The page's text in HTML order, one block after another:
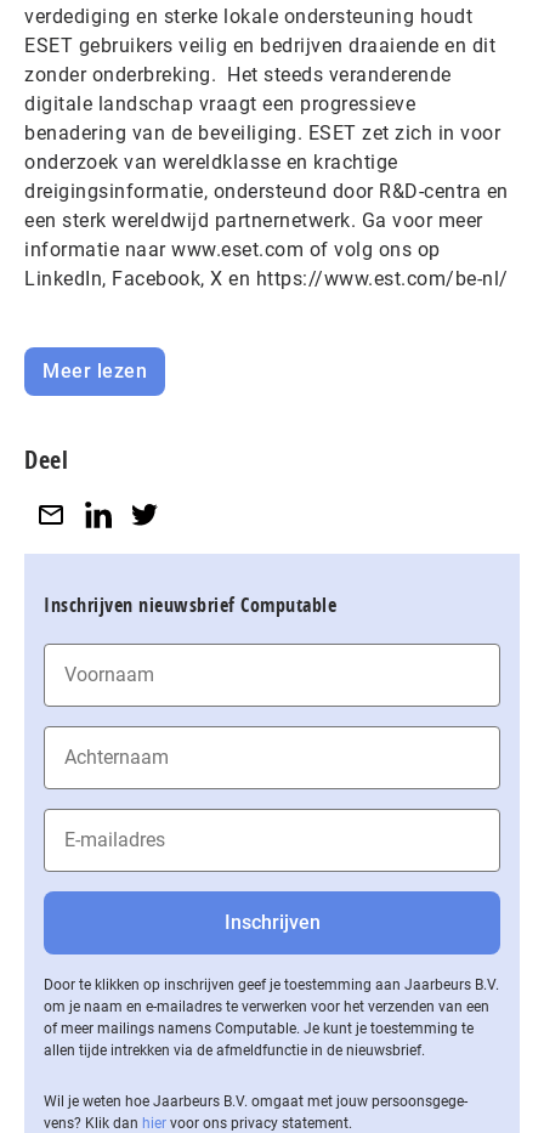
verdediging en sterke lokale ondersteuning houdt
ESET gebruikers veilig en bedrijven draaiende en dit
zonder onderbreking. Het steeds veranderende
digitale landschap vraagt een progressieve
benadering van de beveiliging. ESET zet zich in voor
onderzoek van wereldklasse en krachtige
dreigingsinformatie, ondersteund door R&D-centra en
een sterk wereldwijd partnernetwerk. Ga voor meer
informatie naar www.eset.com of volg ons op
LinkedIn, Facebook, X en https://www.est.com/be-nl/
Meer lezen
Deel
Inschrijven nieuwsbrief Computable
Door te klikken op inschrijven geef je toestemming aan Jaarbeurs B.V.
om je naam en e-mailadres te verwerken voor het verzenden van een
of meer mailings namens Computable. Je kunt je toestemming te
allen tijde intrekken via de af­meld­func­tie in de nieuwsbrief.
Wil je weten hoe Jaarbeurs B.V. omgaat met jouw per­soons­ge­ge­
vens? Klik dan hier voor ons privacy statement.